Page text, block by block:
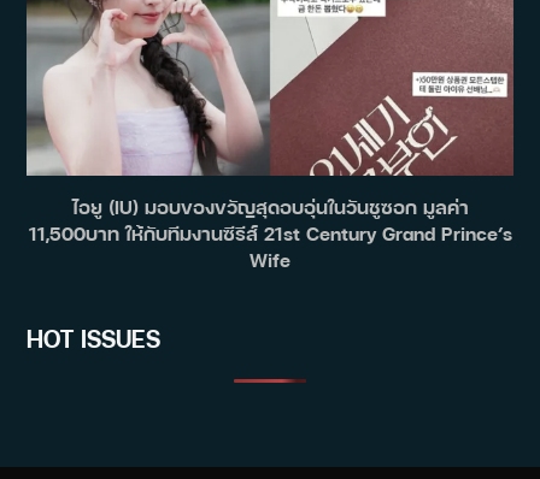
ไอยู (IU) มอบของขวัญสุดอบอุ่นในวันชูซอก มูลค่า
11,500บาท ให้กับทีมงานซีรีส์ 21st Century Grand Prince’s
Wife
HOT ISSUES